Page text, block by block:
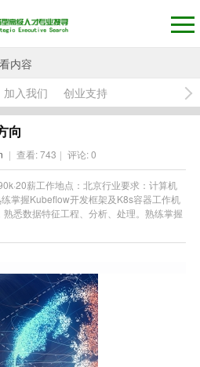
内容
加入我们 创业支持
向
| 查看:743 | 评论: 0
薪工作地点：北京行业要求：计算机
掌握Kubeflow开发框架及K8s容器工作机
悉数据特征工程、分析、处理。熟练掌握